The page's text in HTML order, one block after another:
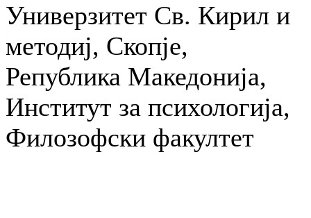
Универзитет Св. Кирил и
методиј, Скопје,
Република Македонија,
Институт за психологија,
Филозофски факултет